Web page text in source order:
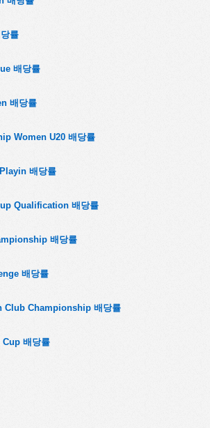
률
배당률
배당률
Women U20 배당률
배당률
Qualification 배당률
배당률
배당률
Club Championship 배당률
배당률